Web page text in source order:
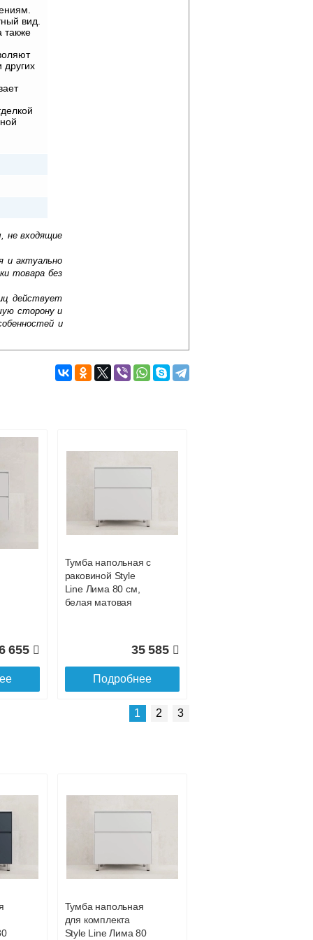
вид.
также
других
не входящие
и актуально
товара без
действует
сторону и
и
Подробнее о доставке
655
Тумба напольная с
раковиной Style
Line Лима 80 см,
белая матовая
35 585
Подробнее
515
1 ящик PLUS
эмаль, графит
24 625
1 2 3
Тумба напольная
для комплекта
Style Line Лима 80